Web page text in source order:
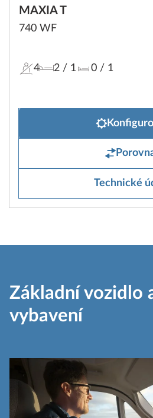
MAXIA T
740 WF
4 2 / 1 0/ 1
Technické
Základní vozidlo
vybavení